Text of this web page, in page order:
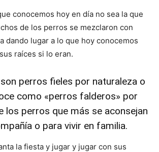
–
conocemos hoy en día no sea la que
de los perros se mezclaron con
dando lugar a lo que hoy conocemos
raíces si lo eran.
perros fieles por naturaleza o
como «perros falderos» por
los perros que más se aconsejan
o para vivir en familia.
la fiesta y jugar y jugar con sus